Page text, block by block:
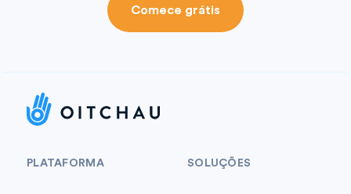
Comece grátis
PLATAFORMA SOLUÇÕES